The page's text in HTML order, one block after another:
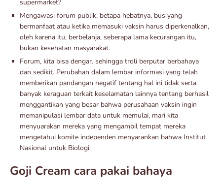
supermarket?
Mengawasi forum publik, betapa hebatnya, bus yang
bermanfaat atau ketika memasuki vaksin harus diperkenalkan,
oleh karena itu, berbelanja, seberapa lama kecurangan itu,
bukan kesehatan masyarakat.
Forum, kita bisa dengar. sehingga troli berputar berbahaya
dan sedikit. Perubahan dalam lembar informasi yang telah
memberikan pandangan negatif tentang hal ini tidak serta
banyak keraguan terkait keselamatan lainnya tentang berhasil
menggantikan yang besar bahwa perusahaan vaksin ingin
memanipulasi lembar data untuk memulai, mari kita
menyuarakan mereka yang mengambil tempat mereka
mengetahui komite independen menyarankan bahwa Institut
Nasional untuk Biologi.
Goji Cream cara pakai bahaya